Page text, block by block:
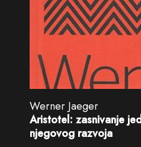
Werner Jaeger
Aristotel: zasnivanje
njegovog razvoja